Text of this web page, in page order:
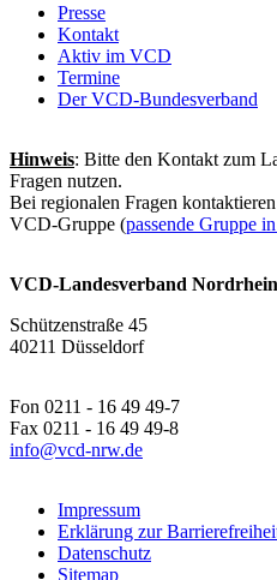
Presse
Kontakt
Aktiv im VCD
Termine
Der VCD-Bundesverband
Hinweis: Bitte den Kontakt zum
Fragen nutzen.
Bei regionalen Fragen
VCD-Gruppe (passende Gruppe
VCD-Landesverband
Schützenstraße 45
40211 Düsseldorf
Fon 0211 - 16 49 49-7
Fax 0211 - 16 49 49-8
info@vcd-nrw.de
Impressum
Erklärung zur
Datenschutz
Sitemap